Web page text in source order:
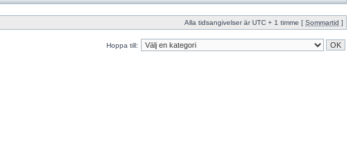
Alla tidsangivelser är UTC + 1 timme [ Sommartid ]
Hoppa till: